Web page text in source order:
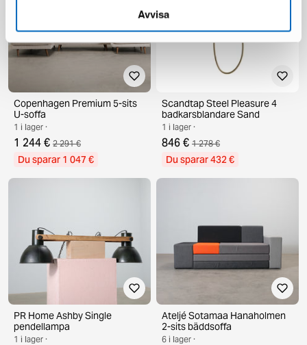
Avvisa
Copenhagen Premium 5-sits
U-soffa
1 i lager ·
1 244 € 2 291 €
Du sparar 1 047 €
Scandtap Steel Pleasure 4
badkarsblandare Sand
1 i lager ·
846 € 1 278 €
Du sparar 432 €
PR Home Ashby Single
pendellampa
1 i lager ·
Ateljé Sotamaa Hanaholmen
2-sits bäddsoffa
6 i lager ·